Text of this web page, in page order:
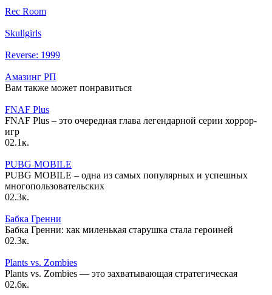
Rec Room
Skullgirls
Reverse: 1999
Амазинг РП
Вам также может понравиться
FNAF Plus
FNAF Plus – это очередная глава легендарной серии хоррор-
игр
02.1к.
PUBG MOBILE
PUBG MOBILE – одна из самых популярных и успешных
многопользовательских
02.3к.
Бабка Гренни
Бабка Гренни: как миленькая старушка стала героиней
02.3к.
Plants vs. Zombies
Plants vs. Zombies — это захватывающая стратегическая
02.6к.